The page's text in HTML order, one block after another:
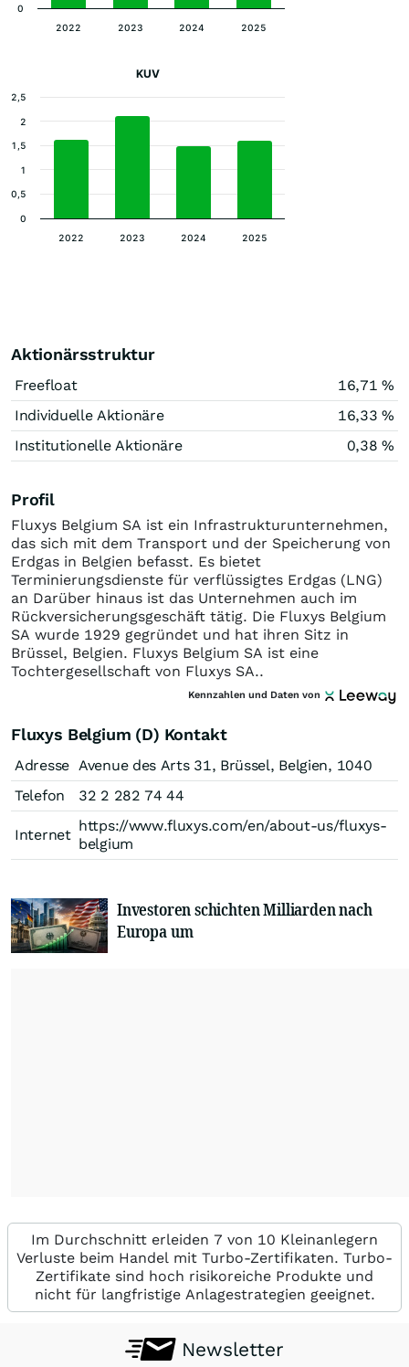
2022 2023 2024 2025
0
KUV
2022 2023 2024 2025
0
0,5
1
1,5
2
2,5
Aktionärsstruktur
Freefloat
16,71 %
Individuelle Aktionäre
16,33 %
Institutionelle Aktionäre
0,38 %
Profil
Fluxys Belgium SA ist ein Infrastrukturunternehmen,
das sich mit dem Transport und der Speicherung von
Erdgas in Belgien befasst. Es bietet
Terminierungsdienste für verflüssigtes Erdgas (LNG)
an Darüber hinaus ist das Unternehmen auch im
Rückversicherungsgeschäft tätig. Die Fluxys Belgium
SA wurde 1929 gegründet und hat ihren Sitz in
Brüssel, Belgien. Fluxys Belgium SA ist eine
Tochtergesellschaft von Fluxys SA..
Kennzahlen und Daten von
Fluxys Belgium (D) Kontakt
Adresse Avenue des Arts 31, Brüssel, Belgien, 1040
Telefon
32 2 282 74 44
Internet
https://www.fluxys.com/en/about-us/fluxys-
belgium
Investoren schichten Milliarden nach
Europa um
Im Durchschnitt erleiden 7 von 10 Kleinanlegern
Verluste beim Handel mit Turbo-Zertifikaten. Turbo-
Zertifikate sind hoch risikoreiche Produkte und
nicht für langfristige Anlagestrategien geeignet.
Newsletter